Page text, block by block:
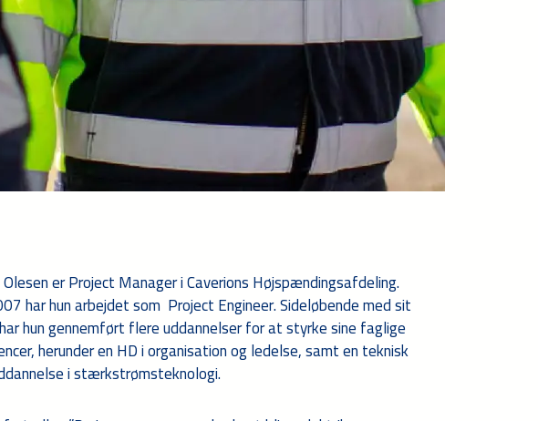
er Project Manager i Caverions Højspændingsafdeling.
har hun arbejdet som Project Engineer. Sideløbende med sit
hun gennemført flere uddannelser for at styrke sine faglige
herunder en HD i organisation og ledelse, samt en teknisk
i stærkstrømsteknologi.